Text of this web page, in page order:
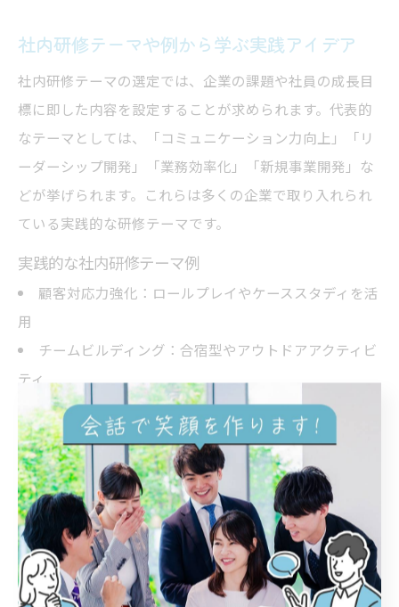
社内研修テーマや例から学ぶ実践アイデア
社内研修テーマの選定では、企業の課題や社員の成長目
標に即した内容を設定することが求められます。代表的
なテーマとしては、「コミュニケーション力向上」「リ
ーダーシップ開発」「業務効率化」「新規事業開発」な
どが挙げられます。これらは多くの企業で取り入れられ
ている実践的な研修テーマです。
実践的な社内研修テーマ例
顧客対応力強化：ロールプレイやケーススタディを活
用
チームビルディング：合宿型やアウトドアアクティビ
ティ
問題解決力強化：実際の業務課題を題材にワークショ
ップ
ダイバーシティ研修：多様性理解や異文化コミュニケ
ーション
例えば、コミュニケーション力向上研修では、講師が実
践経験を交えて対話技術を伝授し、参加者同士でフィー
ドバックを行う形式が効果的です。リーダーシップ研修